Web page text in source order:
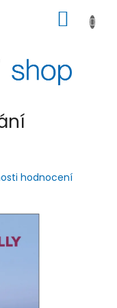
KOŠÍK
hodnocení